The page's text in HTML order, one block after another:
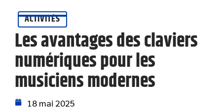
ACTIVITÉS
Les avantages des claviers
numériques pour les
musiciens modernes
18 mai 2025